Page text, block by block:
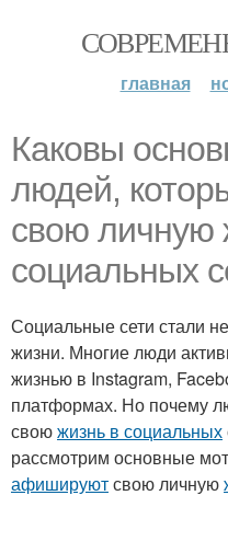
главная
Каковы
людей,
свою личную
социальных
Социальные сети стали
жизни. Многие люди
жизнью в Instagram,
платформах. Но почему
своюжизнь в социальных
рассмотрим основные
афишируютсвою личную